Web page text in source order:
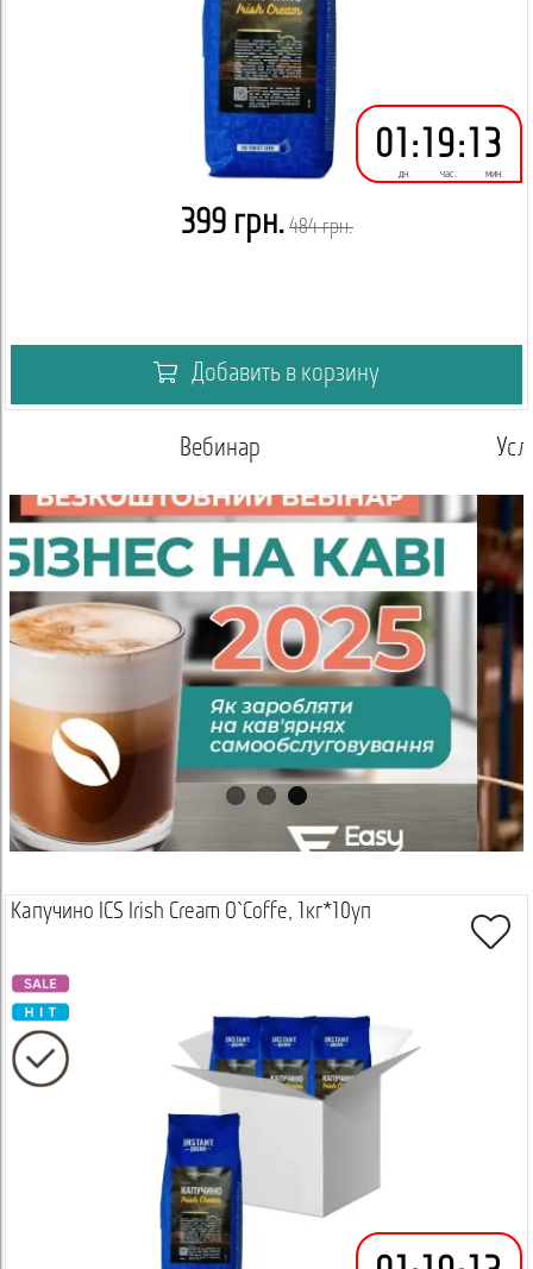
01
дн.
: 19
час.
: 13
мин.
399 грн. 484 грн.
Добавить в корзину
Условия сотрудничества для оптовых покупателей
Капучино ICS Irish Cream O`Coffe, 1кг*10уп